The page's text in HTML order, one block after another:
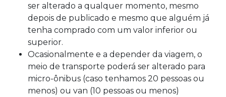
ser alterado a qualquer momento, mesmo
depois de publicado e mesmo que alguém já
tenha comprado com um valor inferior ou
superior.
Ocasionalmente e a depender da viagem, o
meio de transporte poderá ser alterado para
micro-ônibus (caso tenhamos 20 pessoas ou
menos) ou van (10 pessoas ou menos)